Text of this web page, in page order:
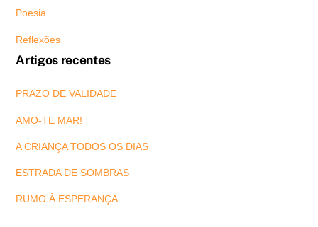
Poesia
Reflexões
Artigos recentes
PRAZO DE VALIDADE
AMO-TE MAR!
A CRIANÇA TODOS OS DIAS
ESTRADA DE SOMBRAS
RUMO À ESPERANÇA